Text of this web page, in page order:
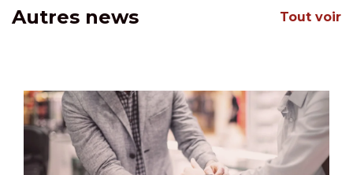
Autres news Tout voir